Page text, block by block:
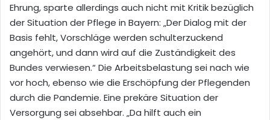
Ehrung, sparte allerdings auch nicht mit Kritik bezüglich
der Situation der Pflege in Bayern: „Der Dialog mit der
Basis fehlt, Vorschläge werden schulterzuckend
angehört, und dann wird auf die Zuständigkeit des
Bundes verwiesen.“ Die Arbeitsbelastung seinach wie
vor hoch,ebenso wie die Erschöpfung derPflegenden
durch die Pandemie. Eine prekäre Situation der
Versorgung seiabsehbar. „Da hilft auch ein